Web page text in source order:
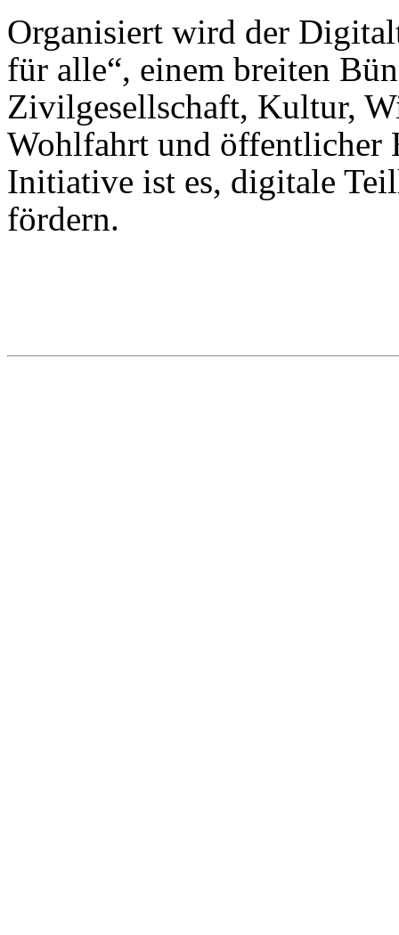
Organisiert wird der
für alle“, einem breiten
Zivilgesellschaft, Kultur,
Wohlfahrt und öffentlicher
Initiative ist es, digitale
fördern.